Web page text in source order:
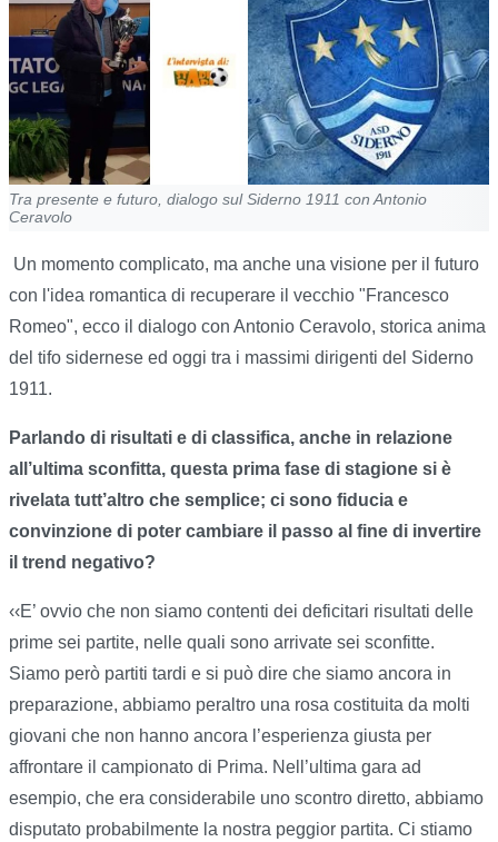
Tra presente e futuro, dialogo sul Siderno 1911 con Antonio
Ceravolo
Un momento complicato, ma anche una visione per il futuro
con l'idea romantica di recuperare il vecchio "Francesco
Romeo", ecco il dialogo con Antonio Ceravolo, storica anima
del tifo sidernese ed oggi tra i massimi dirigenti del Siderno
1911.
Parlando di risultati e di classifica, anche in relazione
all’ultima sconfitta, questa prima fase di stagione si è
rivelata tutt’altro che semplice; ci sono fiducia e
convinzione di poter cambiare il passo al fine di invertire
il trend negativo?
‹‹E’ ovvio che non siamo contenti dei deficitari risultati delle
prime sei partite, nelle quali sono arrivate sei sconfitte.
Siamo però partiti tardi e si può dire che siamo ancora in
preparazione, abbiamo peraltro una rosa costituita da molti
giovani che non hanno ancora l’esperienza giusta per
affrontare il campionato di Prima. Nell’ultima gara ad
esempio, che era considerabile uno scontro diretto, abbiamo
disputato probabilmente la nostra peggior partita. Ci stiamo